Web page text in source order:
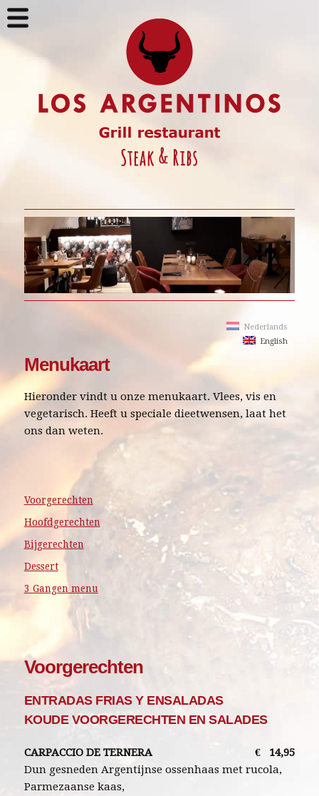
Nederlands
English
Menukaart
Hieronder vindt u onze menukaart. Vlees, vis en
vegetarisch. Heeft u speciale dieetwensen, laat het
ons dan weten.
Voorgerechten
Hoofdgerechten
Bijgerechten
Dessert
3 Gangen menu
Voorgerechten
ENTRADAS FRIAS Y ENSALADAS
KOUDE VOORGERECHTEN EN SALADES
CARPACCIO DE TERNERA €
14,95
Dun gesneden Argentijnse ossenhaas met rucola,
Parmezaanse kaas,